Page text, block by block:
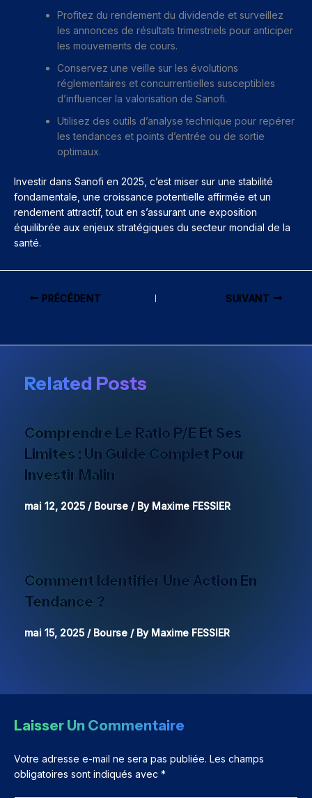
Profitez du rendement du dividende et surveillez
les annonces de résultats trimestriels pour anticiper
les mouvements de cours.
Conservez une veille sur les évolutions
réglementaires et concurrentielles susceptibles
d’influencer la valorisation de Sanofi.
Utilisez des outils d’analyse technique pour repérer
les tendances et points d’entrée ou de sortie
optimaux.
Investir dans Sanofi en 2025, c’est miser sur une stabilité
fondamentale, une croissance potentielle affirmée et un
rendement attractif, tout en s’assurant une exposition
équilibrée aux enjeux stratégiques du secteur mondial de la
santé.
PRÉCÉDENT SUIVANT
Related Posts
Comprendre Le Ratio P/E Et Ses
Limites : Un Guide Complet Pour
Investir Malin
mai 12, 2025 / Bourse / By Maxime FESSIER
Comment Identifier Une Action En
Tendance ?
mai 15, 2025 / Bourse / By Maxime FESSIER
Laisser Un Commentaire
Votre adresse e-mail ne sera pas publiée. Les champs
obligatoires sont indiqués avec *